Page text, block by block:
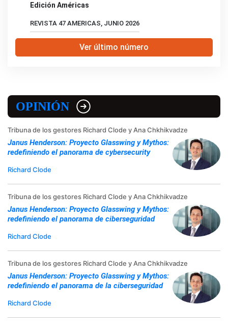
Edición Américas
REVISTA 47 AMERICAS, JUNIO 2026
Ver último número
OPINIÓN
Tribuna de los gestores Richard Clode y Ana Chkhikvadze
Janus Henderson: Proyecto Glasswing y Mythos:
redefiniendo el panorama de cybersecurity
Richard Clode
Tribuna de los gestores Richard Clode y Ana Chkhikvadze
Janus Henderson: Proyecto Glasswing y Mythos:
redefiniendo el panorama de ciberseguridad
Richard Clode
Tribuna de los gestores Richard Clode y Ana Chkhikvadze
Janus Henderson: Proyecto Glasswing y Mythos:
redefiniendo el panorama de la ciberseguridad
Richard Clode